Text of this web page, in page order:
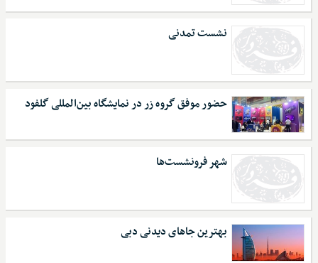
نشست تمدنی
حضور موفق گروه زر در نمایشگاه بین‌المللی گلفود
شهر فرونشست‌ها
بهترین جاهای دیدنی دبی